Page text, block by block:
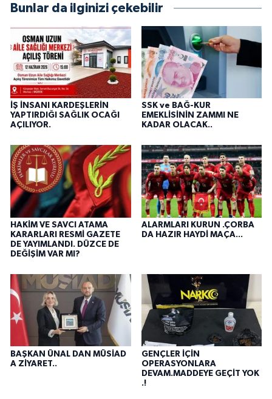
Bunlar da ilginizi çekebilir
İŞ İNSANI KARDEŞLERİN
YAPTIRDIĞI SAĞLIK OCAĞI
AÇILIYOR.
SSK ve BAĞ-KUR
EMEKLİSİNİN ZAMMI NE
KADAR OLACAK..
HAKİM VE SAVCI ATAMA
KARARLARI RESMİ GAZETE
DE YAYIMLANDI. DÜZCE DE
DEĞİŞİM VAR MI?
ALARMLARI KURUN .ÇORBA
DA HAZIR HAYDİ MAÇA...
BAŞKAN ÜNAL DAN MÜSİAD
A ZİYARET..
GENÇLER İÇİN
OPERASYONLARA
DEVAM.MADDEYE GEÇİT YOK
.!